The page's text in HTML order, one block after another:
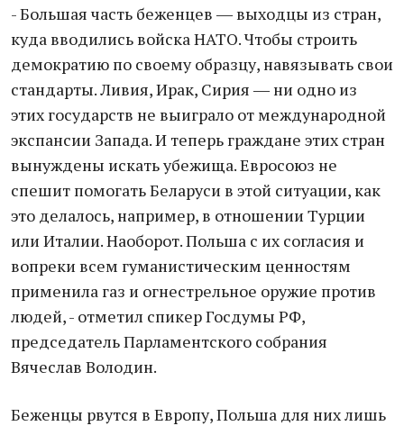
- Большая часть беженцев ― выходцы из стран,
куда вводились войска НАТО. Чтобы строить
демократию по своему образцу, навязывать свои
стандарты. Ливия, Ирак, Сирия ― ни одно из
этих государств не выиграло от международной
экспансии Запада. И теперь граждане этих стран
вынуждены искать убежища. Евросоюз не
спешит помогать Беларуси в этой ситуации, как
это делалось, например, в отношении Турции
или Италии. Наоборот. Польша с их согласия и
вопреки всем гуманистическим ценностям
применила газ и огнестрельное оружие против
людей, - отметил спикер Госдумы РФ,
председатель Парламентского собрания
Вячеслав Володин.
Беженцы рвутся в Европу, Польша для них лишь